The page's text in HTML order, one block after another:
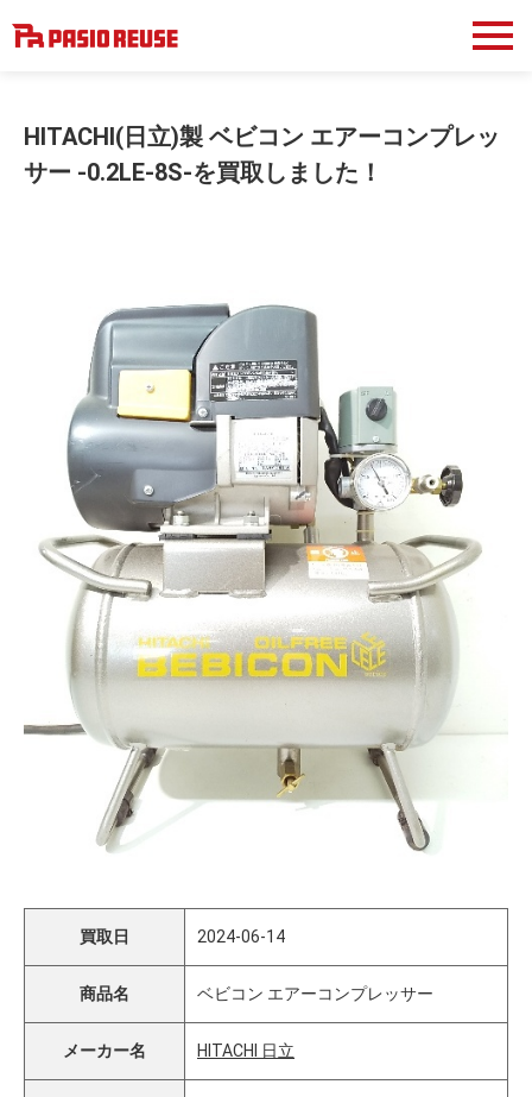
HITACHI(日立)製 ベビコン エアーコンプレッ
サー -0.2LE-8S-を買取しました！
買取日 2024-06-14
商品名 ベビコン エアーコンプレッサー
メーカー名 HITACHI 日立